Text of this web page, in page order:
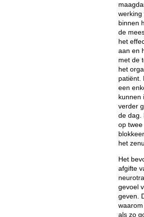
werking
binnen
de
het
aan en
met de
het
patiënt.
een
kunnen
verder
de dag.
op
het
Het
afgifte
gevoel
geven.
als zo